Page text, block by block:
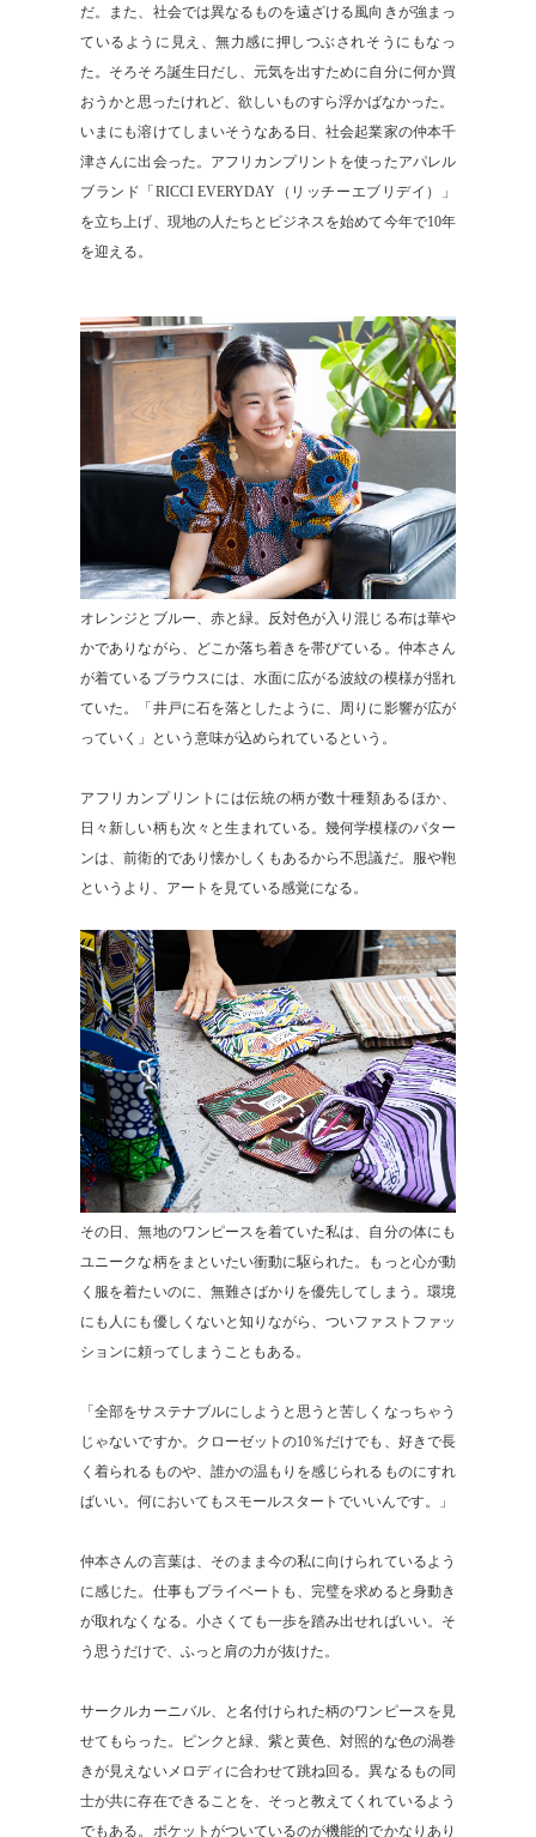
だ。また、社会では異なるものを遠ざける風向きが強まっ
ているように見え、無力感に押しつぶされそうにもなっ
た。そろそろ誕生日だし、元気を出すために自分に何か買
おうかと思ったけれど、欲しいものすら浮かばなかった。
いまにも溶けてしまいそうなある日、社会起業家の仲本千
津さんに出会った。アフリカンプリントを使ったアパレル
ブランド「RICCI EVERYDAY（リッチーエブリデイ）」
を立ち上げ、現地の人たちとビジネスを始めて今年で10年
を迎える。
オレンジとブルー、赤と緑。反対色が入り混じる布は華や
かでありながら、どこか落ち着きを帯びている。仲本さん
が着ているブラウスには、水面に広がる波紋の模様が揺れ
ていた。「井戸に石を落としたように、周りに影響が広が
っていく」という意味が込められているという。
アフリカンプリントには伝統の柄が数十種類あるほか、
日々新しい柄も次々と生まれている。幾何学模様のパター
ンは、前衛的であり懐かしくもあるから不思議だ。服や鞄
というより、アートを見ている感覚になる。
その日、無地のワンピースを着ていた私は、自分の体にも
ユニークな柄をまといたい衝動に駆られた。もっと心が動
く服を着たいのに、無難さばかりを優先してしまう。環境
にも人にも優しくないと知りながら、ついファストファッ
ションに頼ってしまうこともある。
「全部をサステナブルにしようと思うと苦しくなっちゃう
じゃないですか。クローゼットの10％だけでも、好きで長
く着られるものや、誰かの温もりを感じられるものにすれ
ばいい。何においてもスモールスタートでいいんです。」
仲本さんの言葉は、そのまま今の私に向けられているよう
に感じた。仕事もプライベートも、完璧を求めると身動き
が取れなくなる。小さくても一歩を踏み出せればいい。そ
う思うだけで、ふっと肩の力が抜けた。
サークルカーニバル、と名付けられた柄のワンピースを見
せてもらった。ピンクと緑、紫と黄色、対照的な色の渦巻
きが見えないメロディに合わせて跳ね回る。異なるもの同
士が共に存在できることを、そっと教えてくれているよう
でもある。ポケットがついているのが機能的でかなりあり